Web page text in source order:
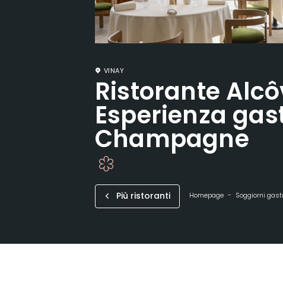
VINAY
Ristorante
Esperienza
Champagne
Più ristoranti Homepage Soggiorni